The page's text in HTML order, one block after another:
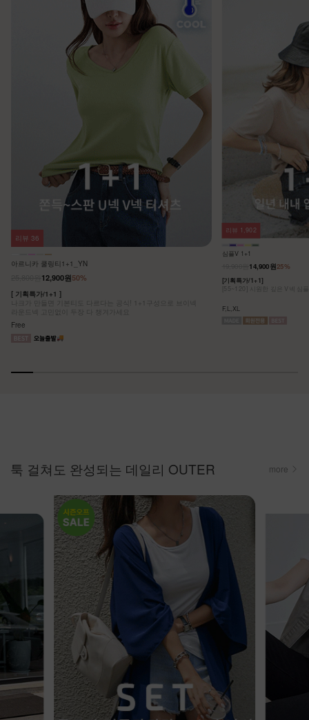
아르니카 쿨링티1+1_YN
50%
12,900원
[ 기획특가/1+1 ]
나크가 만들면 기본티도 다르다는 공식! 1+1구성으로 브이넥
라운드넥 고민없이 두장 다 챙겨가세요
Free
리뷰 36
심플V 1+1
25%
14,900원
[기획특가/1+1]
[55~120] 시원한 깊은 V넥 심
F,L,XL
리뷰 1,902
툭 걸쳐도 완성되는 데일리 OUTER more